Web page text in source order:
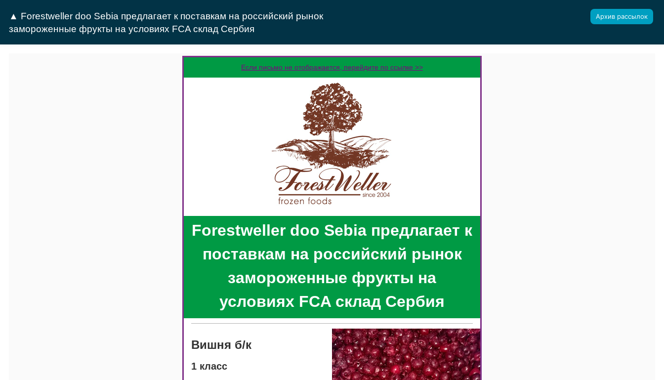
▲ Forestweller doo Sebia предлагает к поставкам на российский рынок
замороженные фрукты на условиях FCA склад Сербия
Архив рассылок
Если письмо не отображается, перейдите по ссылке >>
Forestweller doo Sebia предлагает к
поставкам на российский рынок
замороженные фрукты на
условиях FCA склад Сербия
Вишня б/к
1 класс